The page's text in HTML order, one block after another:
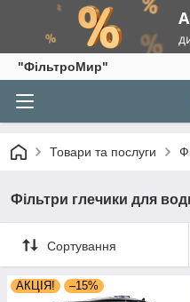
"ФільтроМир"
Товари та послуги
Фільтри глечики для
Сортування
АКЦІЯ! –15%